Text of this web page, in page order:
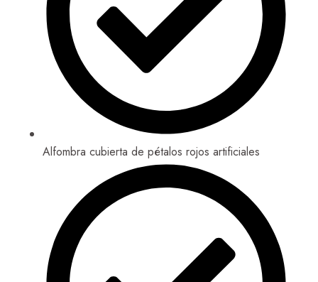
Alfombra cubierta de pétalos rojos artificiales